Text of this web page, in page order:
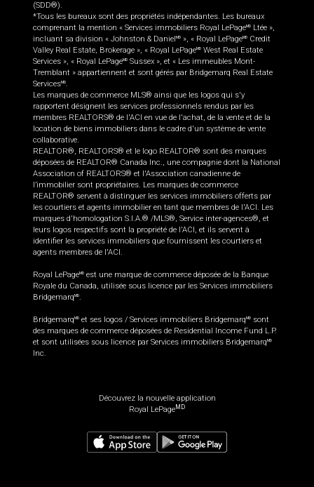
(SDD®).
*Tous les bureaux sont des propriétés indépendantes. Les bureaux
comprenant la mention « Services immobiliers Royal LePageMD
Ltée »,
incluant sa division « Johnston & Daniel MD », « Royal LePageMD
Credit
Valley Real Estate, Brokerage », « Royal LePageMD West Real Estate
Services », « Royal LePageMD Sussex », et « Les immeubles Mont-
Tremblant » appartiennent et sont gérés par Bridgemarq Real Estate
ServicesMD.
Les marques de commerce MLS® ainsi que les logos qui s'y
rapportent désignent les services professionnels rendus par les
membres REALTORS® de l'ACI en vue de l'achat, de la vente et de la
location de biens immobiliers dans le cadre d'un système de vente
collaborative.
REALTOR®, REALTORS® et le logo REALTOR® sont des marques
déposées de REALTOR® Canada Inc., une compagnie dont la National
Association of REALTORS® et l'Association canadienne de
l’immobilier sont propriétaires. Les marques de commerce
REALTOR® servent à distinguer les services immobiliers offerts par
les courtiers et agents immobilier en tant que membres de l'ACI. Les
marques d'homologation S.I.A.® /MLS®, Service inter-agences®, et
leurs logos respectifs sont la propriété de l'ACI, et ils servent à
identifier les services immobiliers que fournissent les courtiers et
agents membres de l'ACI.
Royal LePageMD est une marque de commerce déposée de la Banque
Royale du Canada, utilisée sous licence par les Services immobiliers
BridgemarqMD.
BridgemarqMD et ses logos / Services immobiliers BridgemarqMD
sont
des marques de commerce déposées de Residential Income Fund L.P.
et sont utilisées sous licence par Services immobiliers BridgemarqMD
Inc.
Découvrez la nouvelle application
Royal LePageMD